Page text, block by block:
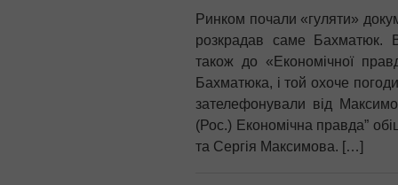
Ринком почали «гуляти»
розкрадав саме Бахматюк.
також до «Економічної
Бахматюка, і той охоче
зателефонували від
(Рос.) Економічна правда”
та Сергія Максимова. […]